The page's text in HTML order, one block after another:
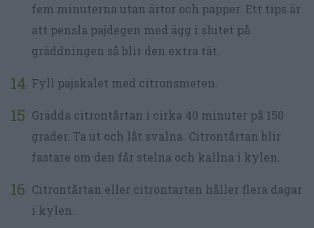
fem minuterna utan ärtor och papper. Ett tips är
att pensla pajdegen med ägg i slutet på
gräddningen så blir den extra tät.
Fyll pajskalet med citronsmeten.
Grädda citrontårtan i cirka 40 minuter på 150
grader. Ta ut och låt svalna. Citrontårtan blir
fastare om den får stelna och kallna i kylen.
Citrontårtan eller citrontarten håller flera dagar
i kylen.